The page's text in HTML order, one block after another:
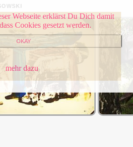
Webseite erklärst Du Dich damit
Cookies gesetzt werden.
OKAY
mehr dazu